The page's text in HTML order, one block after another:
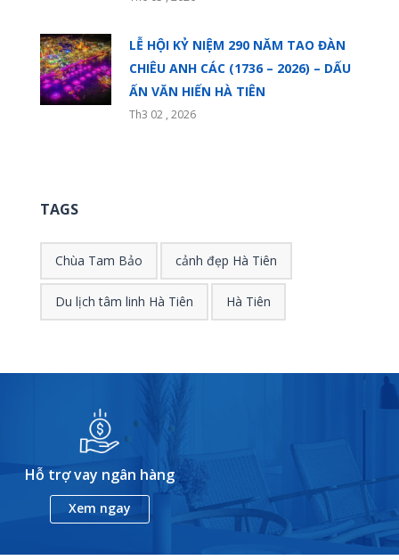
LỄ HỘI KỶ NIỆM 290 NĂM TAO ĐÀN
CHIÊU ANH CÁC (1736 – 2026) – DẤU
ẤN VĂN HIẾN HÀ TIÊN
Th3 02 , 2026
TAGS
Chùa Tam Bảo cảnh đẹp Hà Tiên
Du lịch tâm linh Hà Tiên Hà Tiên
Hỗ trợ vay ngân hàng
Xem ngay